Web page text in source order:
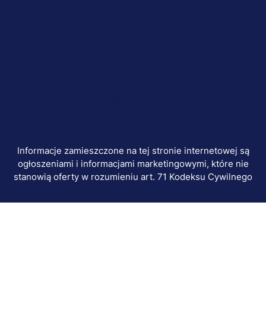
Informacje zamieszczone na tej stronie internetowej są
ogłoszeniami i informacjami marketingowymi, które nie
stanowią oferty w rozumieniu art. 71 Kodeksu Cywilnego